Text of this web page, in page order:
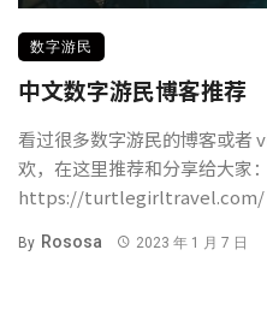
数字游民
中文数字游民博客推荐
看过很多数字游民的博客或者
欢，在这里推荐和分享给大家
https://turtlegirltravel.com/
By Rososa 2023 年 1 月 7 日